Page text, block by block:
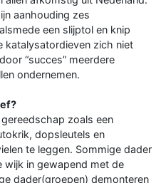
aanhouding zes
een slijptol en knip
katalysatordieven zich niet
“succes” meerdere
ondernemen.
zoals een
dopsleutels en
te leggen. Sommige dader
wijk in gewapend met de
dader(groepen) demonteren